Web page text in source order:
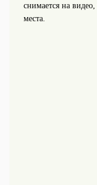
снимается на
места.